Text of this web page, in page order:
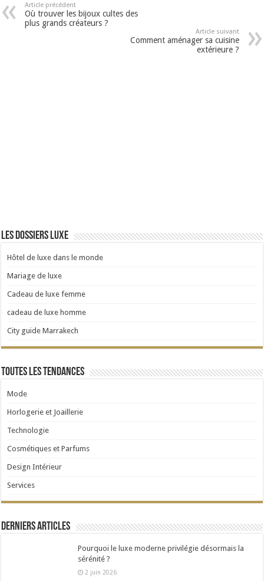
Article précédent
Où trouver les bijoux cultes des
plus grands créateurs ?
Article suivant
Comment aménager sa cuisine
extérieure ?
Les dossiers luxe
Hôtel de luxe dans le monde
Mariage de luxe
Cadeau de luxe femme
cadeau de luxe homme
City guide Marrakech
Toutes les tendances
Mode
Horlogerie et Joaillerie
Technologie
Cosmétiques et Parfums
Design Intérieur
Services
Derniers articles
Pourquoi le luxe moderne privilégie désormais la
sérénité ?
2 juin 2026